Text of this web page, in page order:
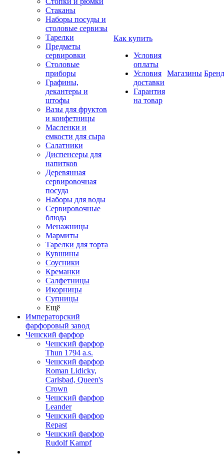
Стаканы
Наборы посуды и
столовые сервизы
Тарелки
Предметы
сервировки
Столовые
приборы
Графины,
декантеры и
штофы
Вазы для фруктов
и конфетницы
Масленки и
емкости для сыра
Салатники
Диспенсеры для
напитков
Деревянная
сервировочная
посуда
Наборы для воды
Сервировочные
блюда
Менажницы
Мармиты
Тарелки для торта
Кувшины
Соусники
Креманки
Салфетницы
Икорницы
Супницы
Ещё
Императорский
фарфоровый завод
Чешский фарфор
Чешский фарфор
Thun 1794 a.s.
Чешский фарфор
Roman Lidicky,
Carlsbad, Queen's
Crown
Чешский фарфор
Leander
Чешский фарфор
Repast
Чешский фарфор
Rudolf Kampf
Как купить
Условия
оплаты
Условия
доставки
Гарантия
на товар
Магазины